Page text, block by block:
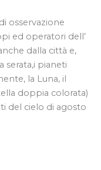
osservazione
ed operatori dell’
dalla città e,
serata,i pianeti
la Luna, il
doppia colorata)
del cielo di agosto